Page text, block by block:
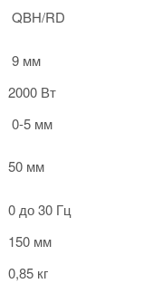
QBH/RD
9 мм
2000 Вт
0-5 мм
50 мм
0 до 30 Гц
150 мм
0,85 кг